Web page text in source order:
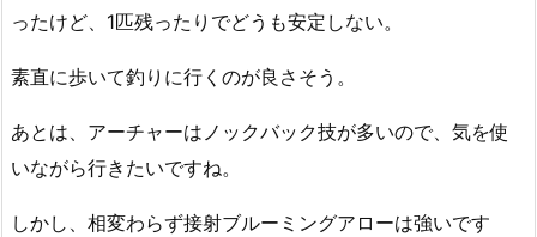
ったけど、1匹残ったりでどうも安定しない。
素直に歩いて釣りに行くのが良さそう。
あとは、アーチャーはノックバック技が多いので、気を使
いながら行きたいですね。
しかし、相変わらず接射ブルーミングアローは強いです